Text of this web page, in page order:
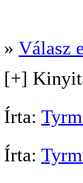
» Válasz
[+]
Írta:
Írta: